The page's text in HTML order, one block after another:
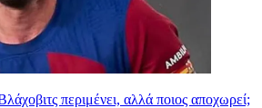
περιμένει, αλλά ποιος αποχωρεί;